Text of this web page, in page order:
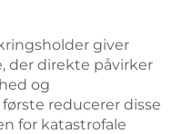
giver
der direkte påvirker
og
reducerer disse
for katastrofale